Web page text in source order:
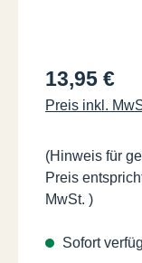
Regulärer Preis:
13,95 €
Preis inkl.
(Hinweis für
Preis
MwSt. )
Sofort